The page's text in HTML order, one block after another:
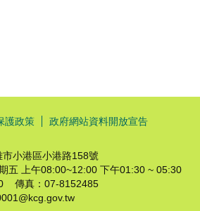
護政策
政府網站資料開放宣告
小港區小港路158號
五 上午08:00~12:00 下午01:30 ~ 05:30
傳真：07-8152485